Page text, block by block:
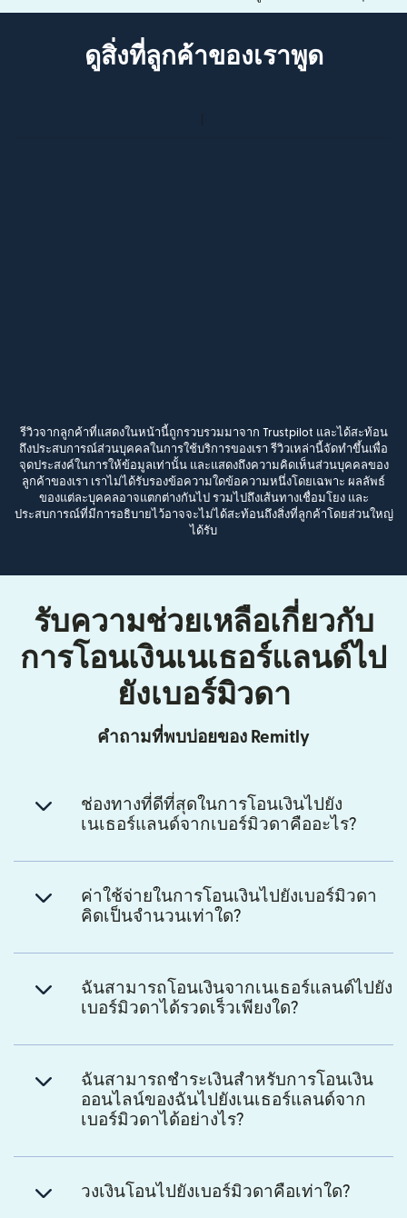
ดูสิ่งที่ลูกค้าของเราพูด
รีวิวจากลูกค้าที่แสดงในหน้านี้ถูกรวบรวมมาจาก Trustpilot และได้สะท้อน
ถึงประสบการณ์ส่วนบุคคลในการใช้บริการของเรา รีวิวเหล่านี้จัดทำขึ้นเพื่อ
จุดประสงค์ในการให้ข้อมูลเท่านั้น และแสดงถึงความคิดเห็นส่วนบุคคลของ
ลูกค้าของเรา เราไม่ได้รับรองข้อความใดข้อความหนึ่งโดยเฉพาะ ผลลัพธ์
ของแต่ละบุคคลอาจแตกต่างกันไป รวมไปถึงเส้นทางเชื่อมโยง และ
ประสบการณ์ที่มีการอธิบายไว้อาจจะไม่ได้สะท้อนถึงสิ่งที่ลูกค้าโดยส่วนใหญ่
ได้รับ
รับความช่วยเหลือเกี่ยวกับ
การโอนเงินเนเธอร์แลนด์ไป
ยังเบอร์มิวดา
คำถามที่พบบ่อยของ Remitly
ช่องทางที่ดีที่สุดในการโอนเงินไปยัง
เนเธอร์แลนด์จากเบอร์มิวดาคืออะไร?
ค่าใช้จ่ายในการโอนเงินไปยังเบอร์มิวดา
คิดเป็นจำนวนเท่าใด?
ฉันสามารถโอนเงินจากเนเธอร์แลนด์ไปยัง
เบอร์มิวดาได้รวดเร็วเพียงใด?
ฉันสามารถชำระเงินสำหรับการโอนเงิน
ออนไลน์ของฉันไปยังเนเธอร์แลนด์จาก
เบอร์มิวดาได้อย่างไร?
วงเงินโอนไปยังเบอร์มิวดาคือเท่าใด?